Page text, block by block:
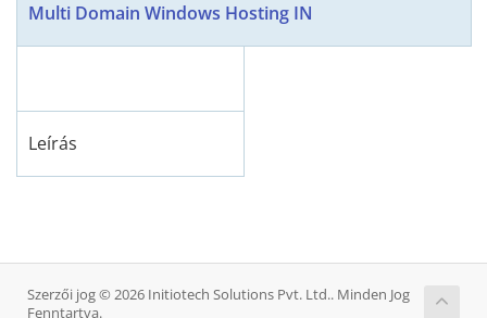
Multi Domain Windows Hosting IN
Leírás
Szerzői jog © 2026 Initiotech Solutions Pvt. Ltd.. Minden Jog
Fenntartva.